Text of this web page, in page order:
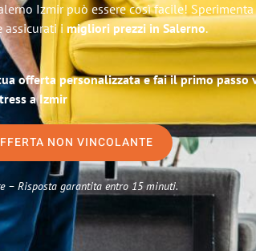
Izmir può essere così facile!
assicurati i migliori prezzi in Salerno.
offerta personalizzata e fai il primo passo
a Izmir
NON VINCOLANTE
– Risposta garantita entro 15 minuti.